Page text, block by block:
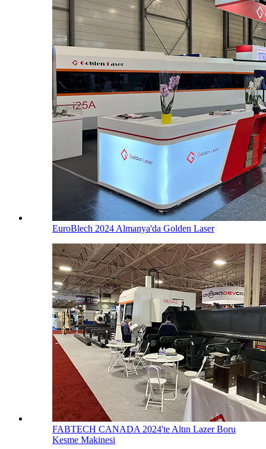
EuroBlech 2024 Almanya'da Golden Laser
FABTECH CANADA 2024'te Altın Lazer Boru
Kesme Makinesi